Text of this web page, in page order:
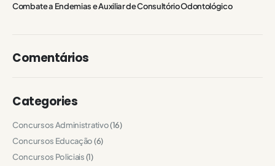
Combate a Endemias e Auxiliar de Consultório Odontológico
Comentários
Categories
Concursos Administrativo(16)
Concursos Educação(6)
Concursos Policiais(1)